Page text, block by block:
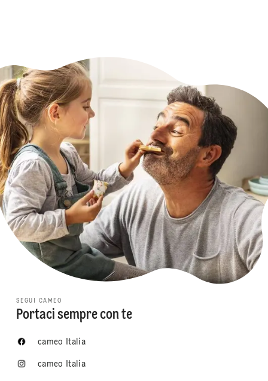
SEGUI CAMEO
Portaci sempre con te
cameo Italia
cameo Italia